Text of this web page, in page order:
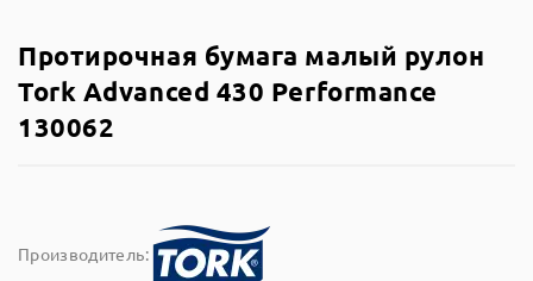
Протирочная бумага малый рулон
Tork Advanced 430 Performance
130062
Производитель: